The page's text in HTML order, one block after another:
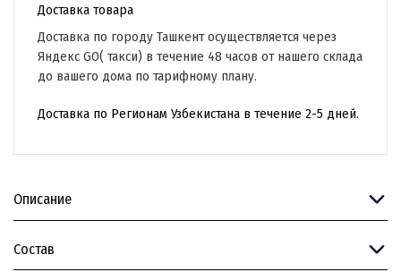
Доставка товара
Доставка по городу Ташкент осуществляется через
Яндекс GO( такси) в течение 48 часов от нашего склада
до вашего дома по тарифному плану.
Доставка по Регионам Узбекистана в течение 2-5 дней.
Описание
Состав